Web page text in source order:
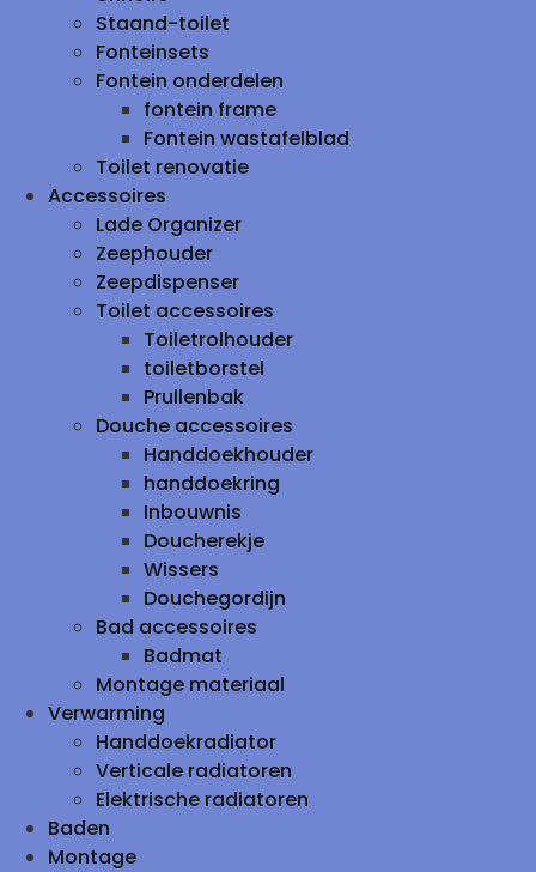
Staand-toilet
Fonteinsets
Fontein onderdelen
fontein frame
Fontein wastafelblad
Toilet renovatie
Accessoires
Lade Organizer
Zeephouder
Zeepdispenser
Toilet accessoires
Toiletrolhouder
toiletborstel
Prullenbak
Douche accessoires
Handdoekhouder
handdoekring
Inbouwnis
Doucherekje
Wissers
Douchegordijn
Bad accessoires
Badmat
Montage materiaal
Verwarming
Handdoekradiator
Verticale radiatoren
Elektrische radiatoren
Baden
Montage